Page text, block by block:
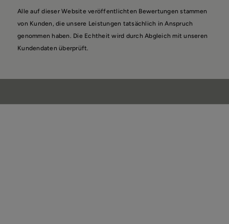
Alle auf dieser Website veröffentlichten Bewertungen stammen
von Kunden, die unsere Leistungen tatsächlich in Anspruch
genommen haben. Die Echtheit wird durch Abgleich mit unseren
Kundendaten überprüft.